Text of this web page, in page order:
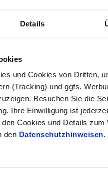
Details
und Cookies von Dritten,
(Tracking) und ggfs.
Besuchen Sie die
Ihre Einwilligung ist
Cookies und Details zum
den Datenschutzhinweisen.